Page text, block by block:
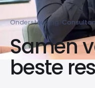
Ondersteuning
Samen
beste